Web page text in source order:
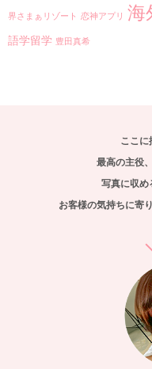
界さまぁリゾート 恋神アプリ 海
語学留学 豊田真希
ここに
最高の主役
写真に収め
お客様の気持ちに寄